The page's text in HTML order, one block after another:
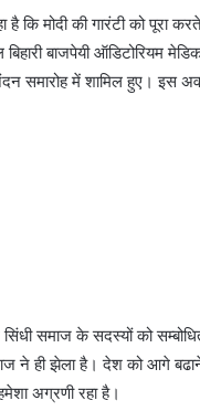
है कि मोदी की गारंटी को
बाजपेयी ऑडिटोरियम
समारोह में शामिल हुए। इस
समाज के सदस्यों को
ने ही झेला है। देश को आगे बढाने
अग्रणी रहा है।